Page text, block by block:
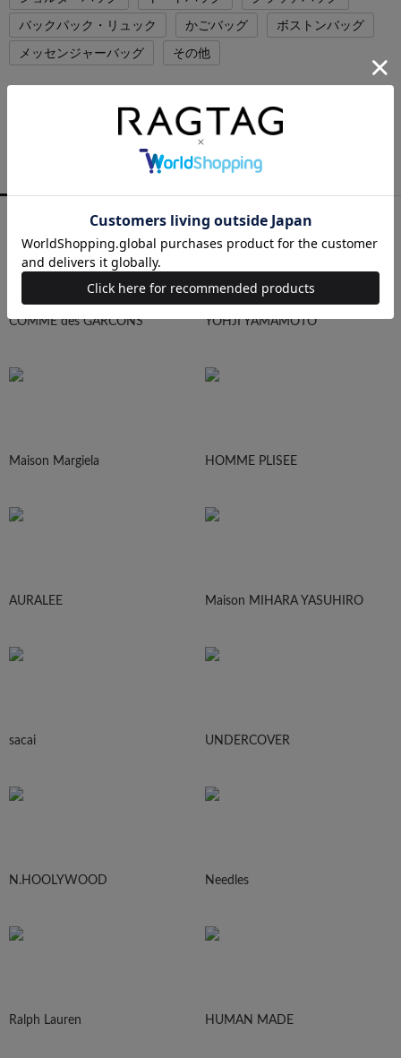
バックパック・リュック
かごバッグ
ボストンバッグ
メッセンジャーバッグ
その他
PICK UP BRAND
RAGTAGバイヤーの厳選ブランド
WOMEN
COMME des GARCONS YOHJI YAMAMOTO
Maison Margiela HOMME PLISEE
AURALEE Maison MIHARA YASUHIRO
sacai UNDERCOVER
N.HOOLYWOOD Needles
Ralph Lauren HUMAN MADE